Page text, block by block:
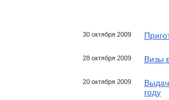
30 октября 2009
28 октября 2009 Визы
20 октября 2009
году